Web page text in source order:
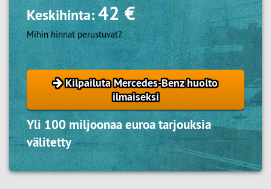
Keskihinta:42 €
Mihin hinnat perustuvat?
Kilpailuta Mercedes-Benz huolto
ilmaiseksi
Yli 100 miljoonaa euroa tarjouksia
välitetty